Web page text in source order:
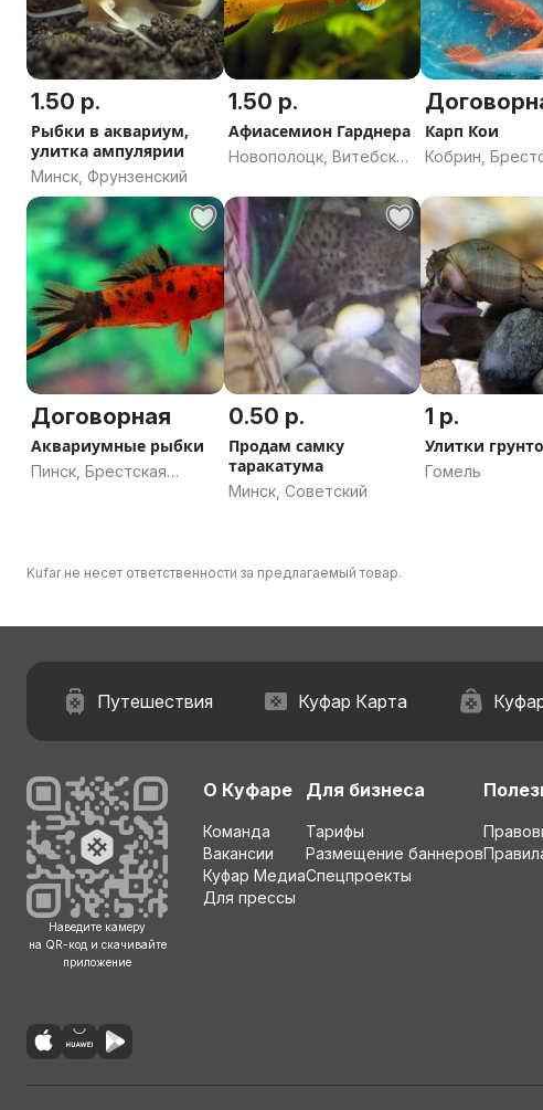
1.50 р.
Рыбки в аквариум,
улитка ампулярии
Минск, Фрунзенский
1.50 р.
Афиасемион Гарднера
Новополоцк, Витебская
Карп Кои
Кобрин,
Договорная
Аквариумные рыбки
Пинск, Брестская
0.50 р.
Продам самку
таракатума
Минск, Советский
1 р.
Улитки
Гомель
Kufar не несет ответственности за предлагаемый товар.
Путешествия Куфар Карта
Наведите камеру
на QR-код и скачивайте
приложение
О Куфаре
Команда
Вакансии
Куфар Медиа
Для прессы
Для бизнеса
Тарифы
Размещение баннеров
Спецпроекты